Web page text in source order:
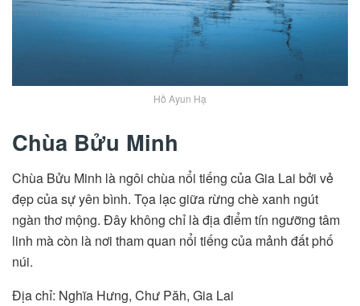
Hồ Ayun Hạ
Chùa Bửu Minh
Chùa Bửu Minh là ngôi chùa nổi tiếng của Gia Lai bởi vẻ
đẹp của sự yên bình. Tọa lạc giữa rừng chè xanh ngút
ngàn thơ mộng. Đây không chỉ là địa điểm tín ngưỡng tâm
linh mà còn là nơi tham quan nổi tiếng của mảnh đất phố
núi.
Địa chỉ: Nghĩa Hưng, Chư Păh, Gia Lai